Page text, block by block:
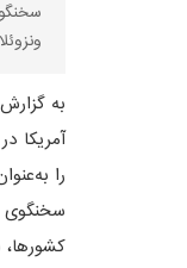
به
آمریکا
را
سخنگوی